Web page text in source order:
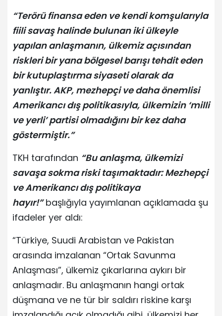
“Terörü finansa eden ve kendi komşularıyla
fiili savaş halinde bulunan iki ülkeyle
yapılan anlaşmanın, ülkemiz açısından
riskleri bir yana bölgesel barışı tehdit eden
bir kutuplaştırma siyaseti olarak da
yanlıştır. AKP, mezhepçi ve daha önemlisi
Amerikancı dış politikasıyla, ülkemizin ‘milli
ve yerli’ partisi olmadığını bir kez daha
göstermiştir.”
TKH tarafından “Bu anlaşma, ülkemizi
savaşa sokma riski taşımaktadır: Mezhepçi
ve Amerikancı dış politikaya
hayır!”başlığıyla yayımlanan açıklamada şu
ifadeler yer aldı:
“Türkiye, Suudi Arabistan ve Pakistan
arasında imzalanan “Ortak Savunma
Anlaşması”, ülkemiz çıkarlarına aykırı bir
anlaşmadır. Bu anlaşmanın hangi ortak
düşmana ve ne tür bir saldırı riskine karşı